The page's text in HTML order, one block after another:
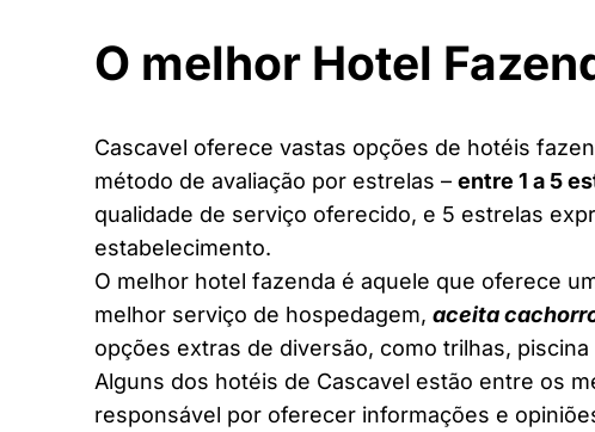
O melhor Hotel
Cascavel oferece vastas opções de hotéis
método de avaliação por estrelas – entre 1 a 5
qualidade de serviço oferecido, e 5 estrelas
estabelecimento.
O melhor hotel fazenda é aquele que oferece
melhor serviço de hospedagem, aceita
opções extras de diversão, como trilhas,
Alguns dos hotéis de Cascavel estão entre os
responsável por oferecer informações e